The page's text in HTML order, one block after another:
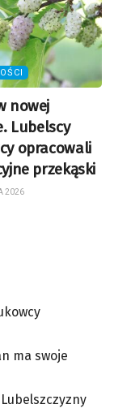
nowej
Lubelscy
opracowali
przekąski
2026
ma swoje